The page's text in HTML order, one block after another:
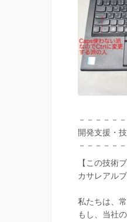
－－－－－
開発支援・
－－－－－
【この技術
カサレアル
私たちは、
もし、当社